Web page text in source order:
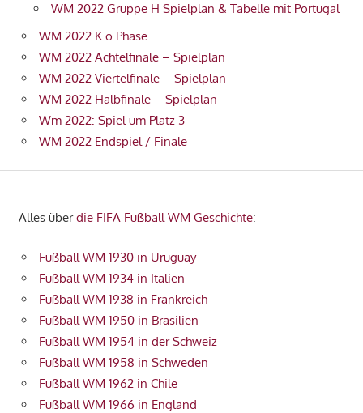
WM 2022 Gruppe H Spielplan & Tabelle mit Portugal
WM 2022 K.o.Phase
WM 2022 Achtelfinale – Spielplan
WM 2022 Viertelfinale – Spielplan
WM 2022 Halbfinale – Spielplan
Wm 2022: Spiel um Platz 3
WM 2022 Endspiel / Finale
Alles überdie FIFA Fußball WM Geschichte:
Fußball WM 1930 in Uruguay
Fußball WM 1934 in Italien
Fußball WM 1938 in Frankreich
Fußball WM 1950 in Brasilien
Fußball WM 1954 in der Schweiz
Fußball WM 1958 in Schweden
Fußball WM 1962 in Chile
Fußball WM 1966 in England